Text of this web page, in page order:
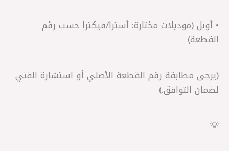
• أوبل (موديلات مختارة: أسترا/فيكترا حسب رقم
القطعة)
(يرجى مطابقة رقم القطعة الأصلي أو استشارة الفني
لضمان التوافق.)
💡